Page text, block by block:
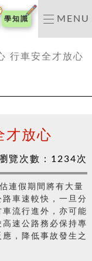
網
學知識 MENU
行車安全才放心
才放心
覽次數： 1234次
連假期間將有大量
車速較快，一旦分
流行進外，亦可能
速公路務必保持專
，降低事故發生之